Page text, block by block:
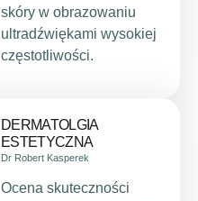
skóry w obrazowaniu
ultradźwiękami wysokiej
częstotliwości.
DERMATOLGIA
ESTETYCZNA
Dr Robert Kasperek
Ocena skuteczności